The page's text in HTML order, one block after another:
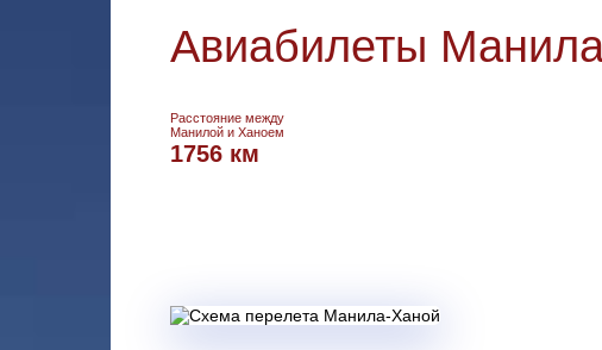
Авиабилеты
Расстояние между
Манилой и Ханоем
1756 км